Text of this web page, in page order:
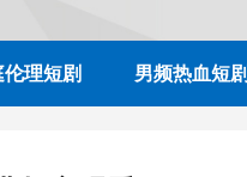
理短剧 男频热血短剧